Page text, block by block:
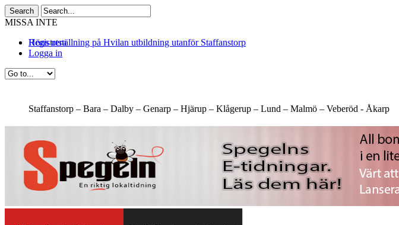
MISSA INTE
Höns utställning på Hvilan utbildning utanför Staffanstorp
Registrera
Logga in
Staffanstorp – Bara – Dalby – Genarp – Hjärup – Klågerup – Lund – Malmö – Veberöd - Åkarp